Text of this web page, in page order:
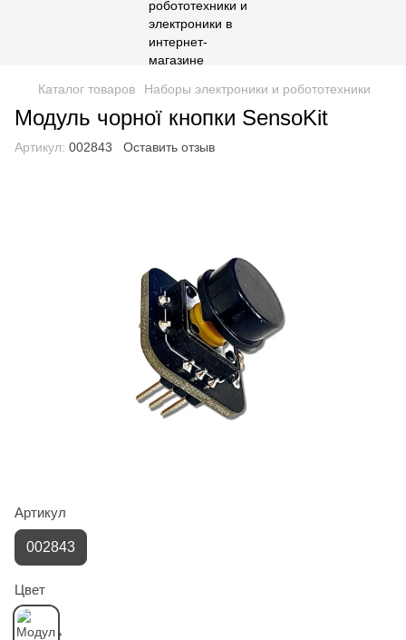
Каталог товаров Наборы электроники и робототехники
Модуль чорної кнопки SensoKit
Артикул: 002843 Оставить отзыв
Артикул
002843
Цвет